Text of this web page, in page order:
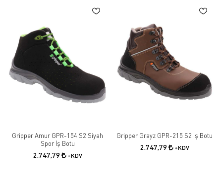
konforlu kullanım özellikleriyle Gripper iş ayakkabısı, her iş ortamında
Gripper, dayanıklı iş güvenliği ayakkabıları ve profesyonel iş botları
alanında kaliteli çözümler sunan markalardan biridir. Çelik veya kompozit
burunlu, kaymaz tabanlı ve darbeye dayanıklı modelleri; sanayi, inşaat,
lojistik, üretim ve ağır çalışma alanlarında maksimum güvenlik sağlar.
Ergonomik tasarımı, rahat iç tabanı ve dayanıklı malzeme yapısı
sayesinde uzun süreli kullanımlarda konfor sunmaktadır.
Gripper Amur GPR-154 S2 Siyah
Spor İş Botu
2.747,79 +KDV
Gripper Grayz GPR-215 S2 İş Botu
2.747,79 +KDV